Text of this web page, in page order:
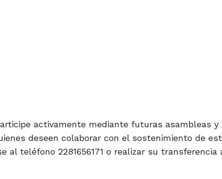
activamente mediante futuras asambleas y
deseen colaborar con el sostenimiento de
al teléfono 2281656171 o realizar su transferencia